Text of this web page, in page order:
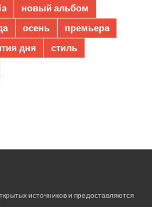
новый альбом
осень
премьера
дня
стиль
источников и предоставляются